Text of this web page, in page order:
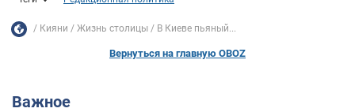
Кияни Жизнь столицы В Киеве пьяный...
Вернуться на главную OBOZ
Важное